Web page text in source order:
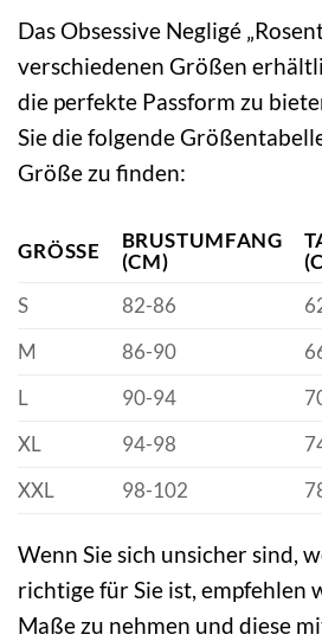
Das Obsessive Negligé
verschiedenen Größen
die perfekte Passform zu
Sie die folgende
Größe zu finden:
GRÖSSE
BRUSTUMFANG
(CM)
S
82-86
M
86-90
L
90-94
XL
94-98
XXL
98-102
Wenn Sie sich unsicher sind,
richtige für Sie ist, empfehlen
Maße zu nehmen und diese